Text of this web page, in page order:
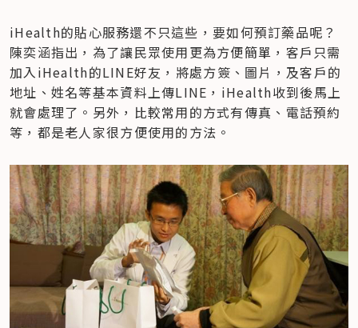
iHealth的貼心服務還不只這些，要如何預訂藥品呢？
陳奕涵指出，為了讓民眾使用更為方便簡單，客戶只需
加入iHealth的LINE好友，將處方簽、圖片，及客戶的
地址、姓名等基本資料上傳LINE，iHealth收到後馬上
就會處理了。另外，比較常用的方式有傳真、電話預約
等，都是老人家很方便使用的方法。